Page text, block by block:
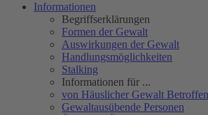
Informationen
Begriffserklärungen
Formen der Gewalt
Auswirkungen der Gewalt
Handlungsmöglichkeiten
Stalking
Informationen für ...
von Häuslicher Gewalt
Gewaltausübende Personen